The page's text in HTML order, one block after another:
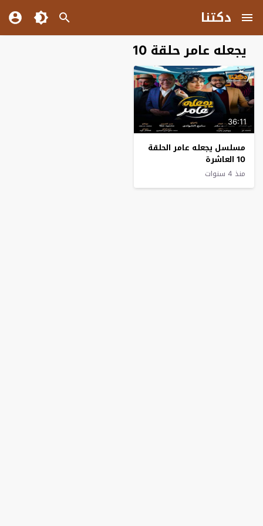
دكتنا
يجعله عامر حلقة 10
36:11
مسلسل يجعله عامر الحلقة
10 العاشرة
منذ 4 سنوات